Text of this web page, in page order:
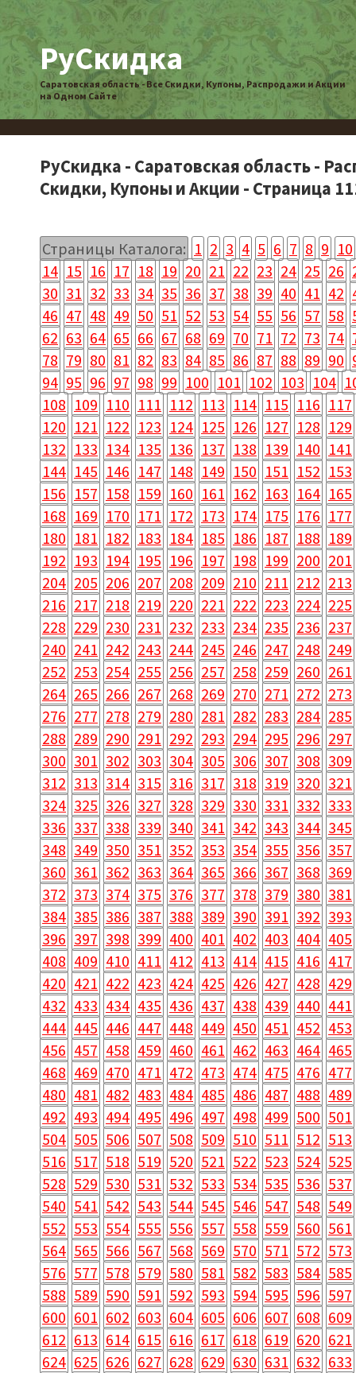
РуСкидка
Саратовская область - Все Скидки, Купоны, Распродажи и Акции
на Одном Сайте
РуСкидка - Саратовская область -
Скидки, Купоны и Акции - Страница
Страницы Каталога: 1 2 3 4 5 6 7 8 9 10
14 15 16 17 18 19 20 21 22 23 24 25 26
30 31 32 33 34 35 36 37 38 39 40 41 42
46 47 48 49 50 51 52 53 54 55 56 57 58
62 63 64 65 66 67 68 69 70 71 72 73 74
78 79 80 81 82 83 84 85 86 87 88 89 90
94 95 96 97 98 99 100 101 102 103 104
108 109 110 111 112 113 114 115 116 117
120 121 122 123 124 125 126 127 128 129
132 133 134 135 136 137 138 139 140 141
144 145 146 147 148 149 150 151 152 153
156 157 158 159 160 161 162 163 164 165
168 169 170 171 172 173 174 175 176 177
180 181 182 183 184 185 186 187 188 189
192 193 194 195 196 197 198 199 200 201
204 205 206 207 208 209 210 211 212 213
216 217 218 219 220 221 222 223 224 225
228 229 230 231 232 233 234 235 236 237
240 241 242 243 244 245 246 247 248 249
252 253 254 255 256 257 258 259 260 261
264 265 266 267 268 269 270 271 272 273
276 277 278 279 280 281 282 283 284 285
288 289 290 291 292 293 294 295 296 297
300 301 302 303 304 305 306 307 308 309
312 313 314 315 316 317 318 319 320 321
324 325 326 327 328 329 330 331 332 333
336 337 338 339 340 341 342 343 344 345
348 349 350 351 352 353 354 355 356 357
360 361 362 363 364 365 366 367 368 369
372 373 374 375 376 377 378 379 380 381
384 385 386 387 388 389 390 391 392 393
396 397 398 399 400 401 402 403 404 405
408 409 410 411 412 413 414 415 416 417
420 421 422 423 424 425 426 427 428 429
432 433 434 435 436 437 438 439 440 441
444 445 446 447 448 449 450 451 452 453
456 457 458 459 460 461 462 463 464 465
468 469 470 471 472 473 474 475 476 477
480 481 482 483 484 485 486 487 488 489
492 493 494 495 496 497 498 499 500 501
504 505 506 507 508 509 510 511 512 513
516 517 518 519 520 521 522 523 524 525
528 529 530 531 532 533 534 535 536 537
540 541 542 543 544 545 546 547 548 549
552 553 554 555 556 557 558 559 560 561
564 565 566 567 568 569 570 571 572 573
576 577 578 579 580 581 582 583 584 585
588 589 590 591 592 593 594 595 596 597
600 601 602 603 604 605 606 607 608 609
612 613 614 615 616 617 618 619 620 621
624 625 626 627 628 629 630 631 632 633